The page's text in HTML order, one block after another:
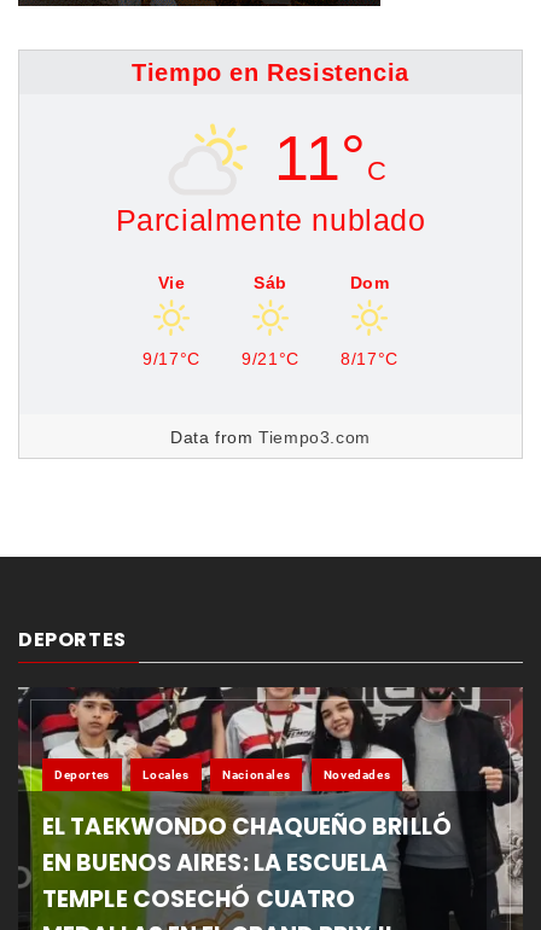
Tiempo en Resistencia
11° C
Parcialmente nublado
Vie
9/17°C
Sáb
9/21°C
Dom
8/17°C
Data fromTiempo3.com
DEPORTES
Deportes Locales Nacionales Novedades
EL TAEKWONDO CHAQUEÑO BRILLÓ
EN BUENOS AIRES: LA ESCUELA
TEMPLE COSECHÓ CUATRO